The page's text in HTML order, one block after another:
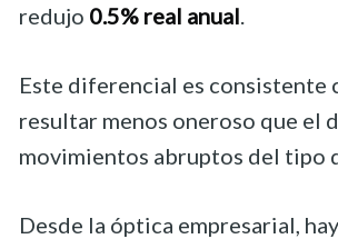
redujo 0.5% real anual.
Este diferencial es consistente
resultar menos oneroso que el
movimientos abruptos del tipo
Desde la óptica empresarial,